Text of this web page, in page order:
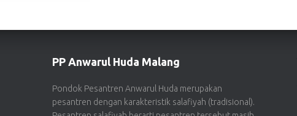
PP Anwarul Huda Malang
Pondok Pesantren Anwarul Huda merupakan
pesantren dengan karakteristik salafiyah (tradisional).